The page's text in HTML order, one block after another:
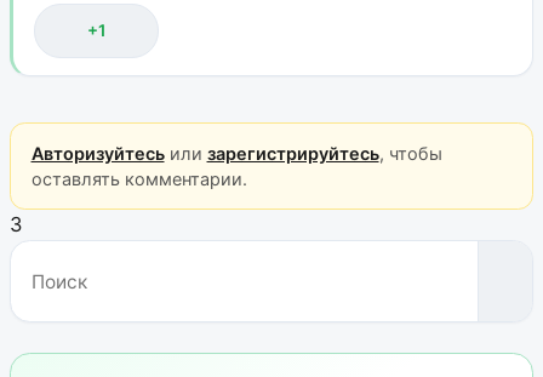
+1
Авторизуйтесьили зарегистрируйтесь, чтобы
оставлять комментарии.
3